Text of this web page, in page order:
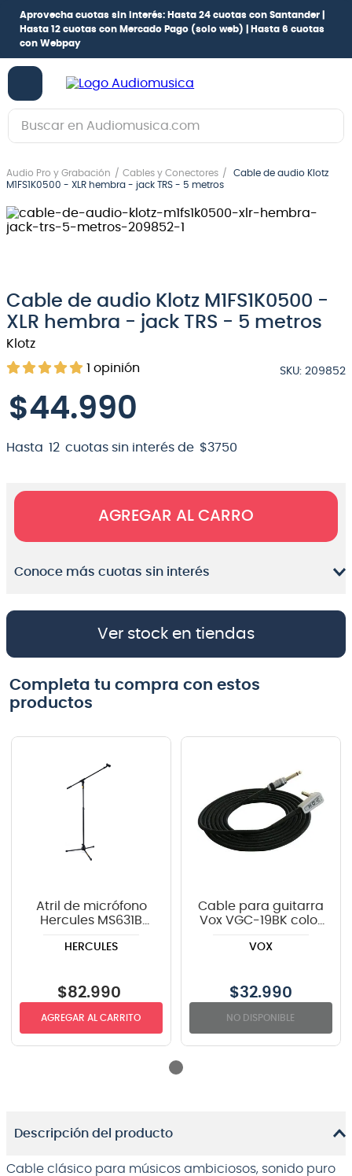
Aprovecha cuotas sin interés: Hasta 24 cuotas con Santander |
Hasta 12 cuotas con Mercado Pago (solo web) |
Hasta 6 cuotas
con Webpay
Buscar en Audiomusica.com
Audio Pro y Grabación Cables y Conectores
Cable de audio Klotz
M1FS1K0500 - XLR hembra - jack TRS - 5 metros
Cable de audio Klotz M1FS1K0500 -
XLR hembra - jack TRS - 5 metros
Klotz
1 opinión SKU: 209852
$44.990
Hasta 12 cuotas sin interés de $3750
AGREGAR AL CARRO
Conoce más cuotas sin interés
Ver stock en tiendas
Completa tu compra con estos
productos
Atril de micrófono
Hercules MS631B
HERCULES
$82.990
AGREGAR AL CARRITO
Cable para guitarra
Vox VGC-19BK color
VOX
$32.990
NO DISPONIBLE
Descripción del producto
Cable clásico para músicos ambiciosos, sonido puro
1.
guitarra electrica
2.
bajo
5.
amplificador
.
teclado
7.
8.
micrófono
9
bateria